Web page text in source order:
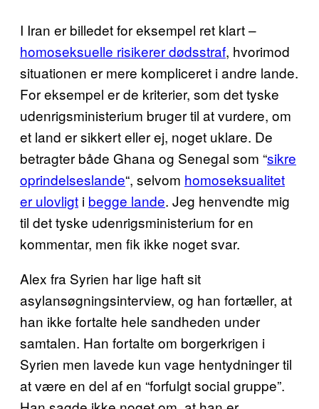
I Iran er billedet for eksempel ret klart –
homoseksuelle risikerer dødsstraf, hvorimod
situationen er mere kompliceret i andre lande.
For eksempel er de kriterier, som det tyske
udenrigsministerium bruger til at vurdere, om
et land er sikkert eller ej, noget uklare. De
betragter både Ghana og Senegal som “sikre
oprindelseslande“, selvom homoseksualitet
er ulovligt i begge lande. Jeg henvendte mig
til det tyske udenrigsministerium for en
kommentar, men fik ikke noget svar.
Alex fra Syrien har lige haft sit
asylansøgningsinterview, og han fortæller, at
han ikke fortalte hele sandheden under
samtalen. Han fortalte om borgerkrigen i
Syrien men lavede kun vage hentydninger til
at være en del af en “forfulgt social gruppe”.